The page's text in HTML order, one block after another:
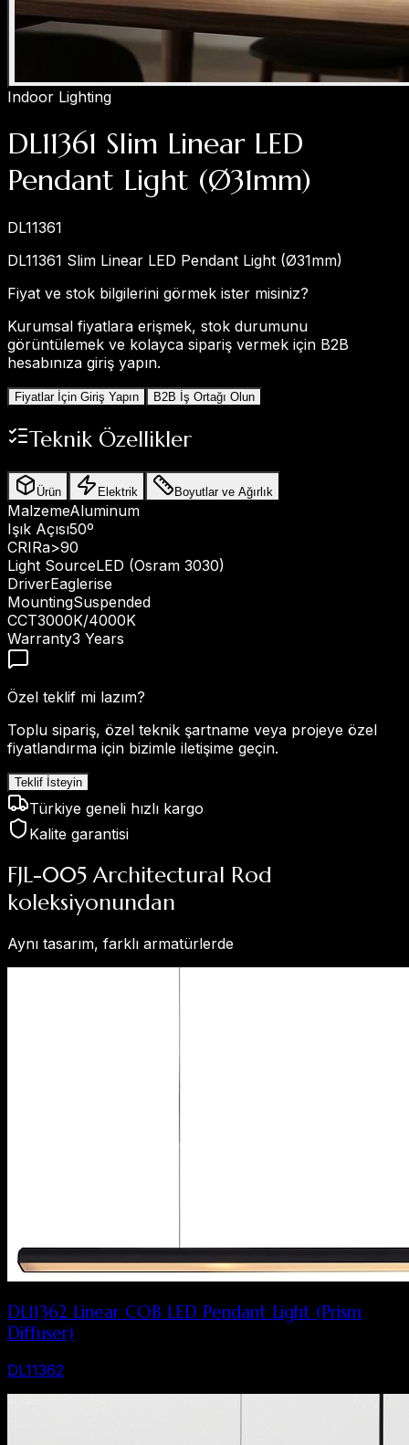
Indoor Lighting
DL11361 Slim Linear LED
Pendant Light (Ø31mm)
DL11361
DL11361 Slim Linear LED Pendant Light (Ø31mm)
Fiyat ve stok bilgilerini görmek ister misiniz?
Kurumsal fiyatlara erişmek, stok durumunu
görüntülemek ve kolayca sipariş vermek için B2B
hesabınıza giriş yapın.
Fiyatlar İçin Giriş Yapın B2B İş Ortağı Olun
Teknik Özellikler
Ürün Elektrik Boyutlar ve Ağırlık
MalzemeAluminum
Işık Açısı50º
CRIRa>90
Light SourceLED (Osram 3030)
DriverEaglerise
MountingSuspended
CCT3000K/4000K
Warranty3 Years
Özel teklif mi lazım?
Toplu sipariş, özel teknik şartname veya projeye özel
fiyatlandırma için bizimle iletişime geçin.
Teklif İsteyin
Türkiye geneli hızlı kargo
Kalite garantisi
FJL-005 Architectural Rod
koleksiyonundan
Aynı tasarım, farklı armatürlerde
DL11362 Linear COB LED Pendant Light (Prism
Diffuser)
DL11362